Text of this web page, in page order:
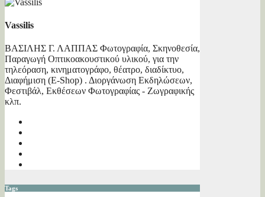
Vassilis
ΒΑΣΙΛΗΣ Γ. ΛΑΠΠΑΣ Φωτογραφία, Σκηνοθεσία,
Παραγωγή Οπτικοακουστικού υλικού, για την
τηλεόραση, κινηματογράφο, θέατρο, διαδίκτυο,
Διαφήμιση (E-Shop) . Διοργάνωση Εκδηλώσεων,
Φεστιβάλ, Εκθέσεων Φωτογραφίας - Ζωγραφικής
κλπ.
Tags